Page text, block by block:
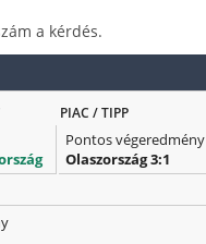
a kérdés.
PIAC / TIPP
Pontos végeredmény
Olaszország 3:1